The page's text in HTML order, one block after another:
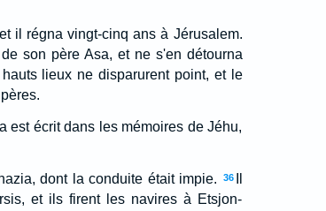
il régna vingt-cinq ans à Jérusalem.
son père Asa, et ne s'en détourna
lieux ne disparurent point, et le
est écrit dans les mémoires de Jéhu,
dont la conduite était impie. 36
et ils firent les navires à Etsjon-